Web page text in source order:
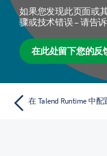
如果您发现此页面或
骤或技术错误 – 请告
在此处留下您的反